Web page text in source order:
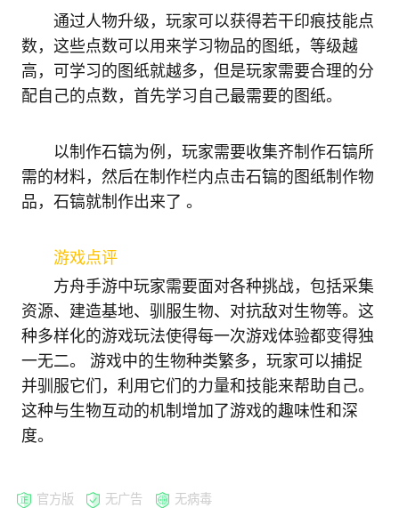
通过人物升级，玩家可以获得若干印痕技能点
数，这些点数可以用来学习物品的图纸，等级越
高，可学习的图纸就越多，但是玩家需要合理的分
配自己的点数，首先学习自己最需要的图纸。
以制作石镐为例，玩家需要收集齐制作石镐所
需的材料，然后在制作栏内点击石镐的图纸制作物
品，石镐就制作出来了 。
游戏点评
方舟手游中玩家需要面对各种挑战，包括采集
资源、建造基地、驯服生物、对抗敌对生物等。这
种多样化的游戏玩法使得每一次游戏体验都变得独
一无二。 游戏中的生物种类繁多，玩家可以捕捉
并驯服它们，利用它们的力量和技能来帮助自己。
这种与生物互动的机制增加了游戏的趣味性和深
度。
官方版 无广告 无病毒